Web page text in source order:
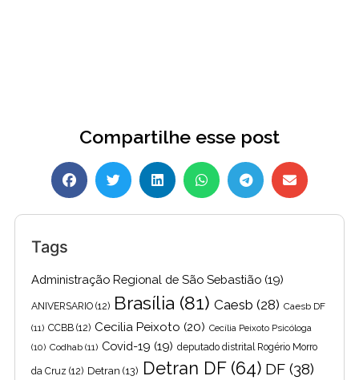
Compartilhe esse post
Tags
Administração Regional de São Sebastião (19)
ANIVERSARIO (12) Brasília (81) Caesb (28) Caesb DF
(11) CCBB (12) Cecilia Peixoto (20) Cecília Peixoto Psicóloga
(10) Codhab (11) Covid-19 (19) deputado distrital Rogério Morro
da Cruz (12) Detran (13) Detran DF(64) DF (38)